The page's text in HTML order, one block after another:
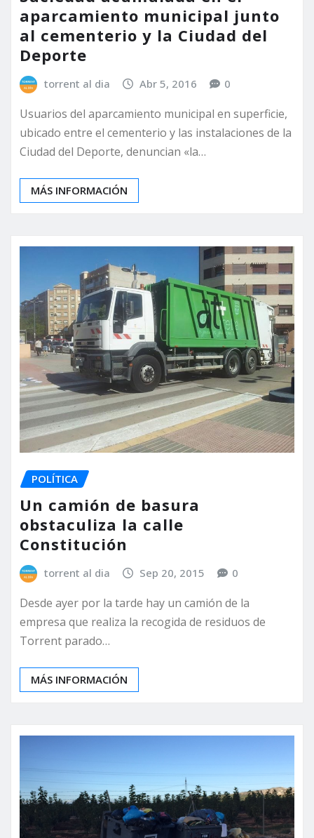
aparcamiento municipal junto
al cementerio y la Ciudad del
Deporte
torrent al dia Abr 5, 2016 0
Usuarios del aparcamiento municipal en superficie,
ubicado entre el cementerio y las instalaciones de la
Ciudad del Deporte, denuncian «la…
MÁS INFORMACIÓN
POLÍTICA
Un camión de basura
obstaculiza la calle
Constitución
torrent al dia Sep 20, 2015 0
Desde ayer por la tarde hay un camión de la
empresa que realiza la recogida de residuos de
Torrent parado…
MÁS INFORMACIÓN